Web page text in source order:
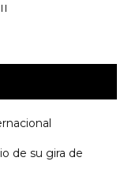
de su gira de